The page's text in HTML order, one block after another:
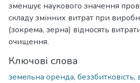
зменшує наукового значення
складу змінних витрат при
(зокрема, зерна) відносять
очищення.
Ключові слова
земельна оренда, беззбитковість,